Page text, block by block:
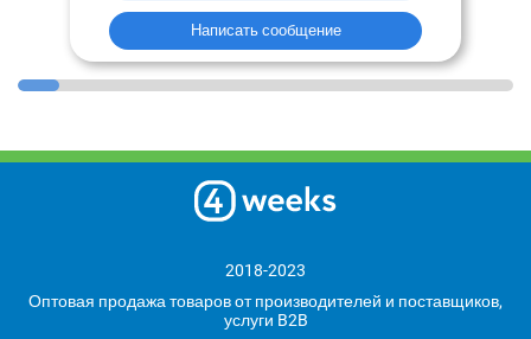
Написать сообщение
2018-2023
Оптовая продажа товаров от производителей и поставщиков,
услуги B2B